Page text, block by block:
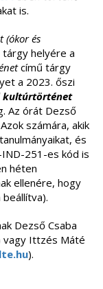
is.
(ókor és
helyére a
című tárgy
a 2023. őszi
kultúrtörténet
Az órát Dezső
számára, akik
és
251-es kód is
héten
ellenére, hogy
Dezső Csaba
vagy Ittzés Máté
).